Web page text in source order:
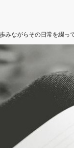
ながらその日常を綴って